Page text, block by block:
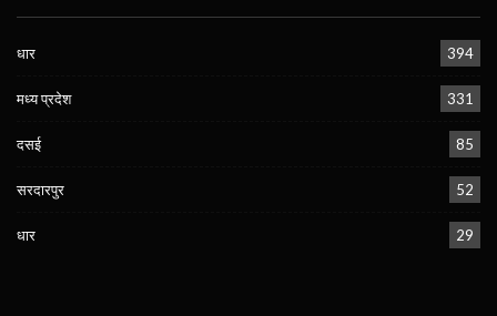
धार 394
मध्य प्रदेश 331
दसई 85
सरदारपुर 52
धार 29